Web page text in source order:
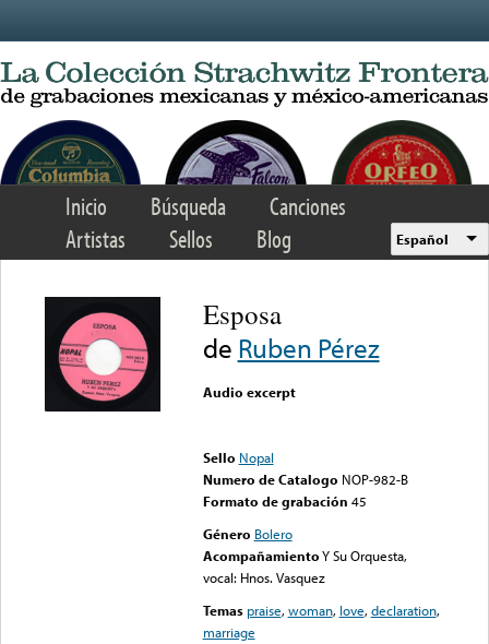
Inicio Búsqueda
Canciones
Artistas
Sellos Blog Español
Esposa
de Ruben Pérez
Audio excerpt
Sello Nopal
Numero de Catalogo NOP-982-B
Formato de grabación 45
Género Bolero
AcompañamientoY Su Orquesta,
vocal: Hnos. Vasquez
Temas praise,woman, love,declaration,
marriage